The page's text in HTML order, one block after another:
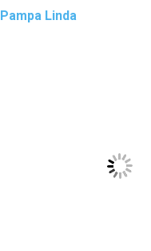
Pampa Linda